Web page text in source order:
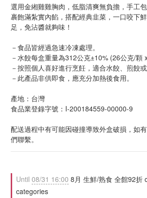
選用金緗雞雞胸肉，低脂清爽無負擔，手工
裹飽滿紮實內餡，搭配經典韭菜，一口咬下
足，免沾醬就夠味！
－食品皆經過急速冷凍處理。
－水餃每盒重量為312公克±10% (26公克/顆 x
－按照個人喜好進行烹飪，適合水餃、煎餃或
－此產品非供即食，應充分加熱後食用。
產地：台灣
食品業登錄字號：I-200184559-00000-9
配送過程中有可能因碰撞導致外盒破損，如
們聯繫。
Until 08/31 16:00 8月 生鮮/熟食 全館92折
categories